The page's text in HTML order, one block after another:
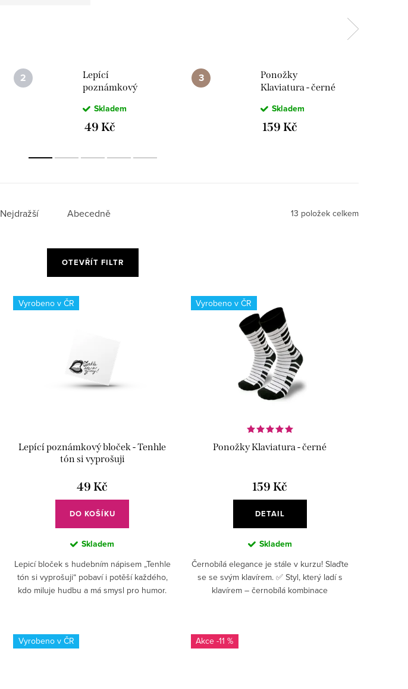
Lepící
poznámkový
tón si vyprošuji
Skladem
49 Kč
Ponožky
Klaviatura - černé
Skladem
159 Kč
Nejdražší Abecedně 13 položek celkem
OTEVŘÍT FILTR
Vyrobeno v ČR
Lepící poznámkový bloček - Tenhle
tón si vyprošuji
49 Kč
DO KOŠÍKU
Skladem
Lepicí bloček s hudebním nápisem „Tenhle
tón si vyprošuji“ pobaví i potěší každého,
kdo miluje hudbu a má smysl pro humor.
Vyrobeno v ČR
Ponožky Klaviatura - černé
159 Kč
DETAIL
Skladem
Černobílá elegance je stále v kurzu! Slaďte
se se svým klavírem. ✅ Styl, který ladí s
klavírem – černobílá kombinace
Vyrobeno v ČR -11 %